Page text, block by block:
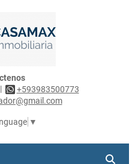
|
+593983500773
▼